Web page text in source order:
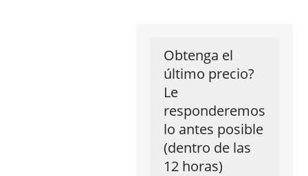
Obtenga el
último precio?
Le
responderemos
lo antes posible
(dentro de las
12 horas)